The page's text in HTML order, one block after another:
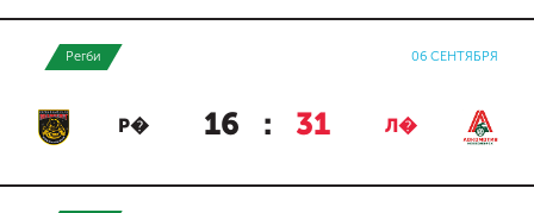
Регби 06 СЕНТЯБРЯ
Р� 16 : 31 Л�